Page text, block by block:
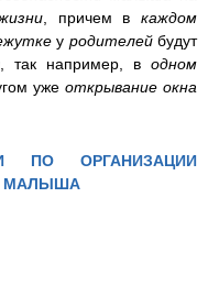
, причем вкаждом
у родителейбудут
, так например, в одном
уже открывание окна
ПО ОРГАНИЗАЦИИ
МАЛЫША